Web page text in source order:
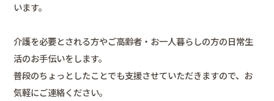
います。
介護を必要とされる方やご高齢者・お一人暮らしの方の日常生
活のお手伝いをします。
普段のちょっとしたことでも支援させていただきますので、お
気軽にご連絡ください。